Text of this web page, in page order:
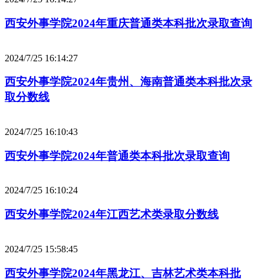
西安外事学院2024年重庆普通类本科批次录取查询
2024/7/25 16:14:27
西安外事学院2024年贵州、海南普通类本科批次录
取分数线
2024/7/25 16:10:43
西安外事学院2024年普通类本科批次录取查询
2024/7/25 16:10:24
西安外事学院2024年江西艺术类录取分数线
2024/7/25 15:58:45
西安外事学院2024年黑龙江、吉林艺术类本科批